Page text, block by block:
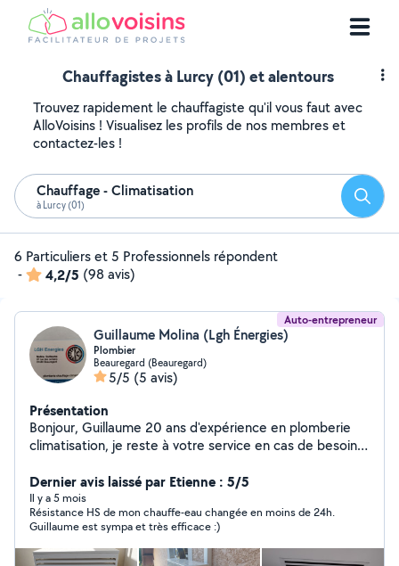
Chauffagistes à Lurcy (01) et alentours
Trouvez rapidement le chauffagiste qu'il vous faut avec
AlloVoisins ! Visualisez les profils de nos membres et
contactez-les !
Chauffage - Climatisation
à Lurcy (01)
6 Particuliers et 5 Professionnels répondent
-
4,2/5 (98 avis)
Auto-entrepreneur
Guillaume Molina (Lgh Énergies)
Plombier
Beauregard (Beauregard)
5/5 (5 avis)
Présentation
Bonjour, Guillaume 20 ans d'expérience en plomberie
climatisation, je reste à votre service en cas de besoin
cas de dépannage et tous travaux de plomberie, de
mise en service et installation de climatisation. Réactif
et professionnel.
Dernier avis laissé par Etienne : 5/5
Il y a 5 mois
Résistance HS de mon chauffe-eau changée en moins de 24h.
Guillaume est sympa et très efficace :)